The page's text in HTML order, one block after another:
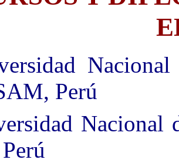
Perú
Nacional